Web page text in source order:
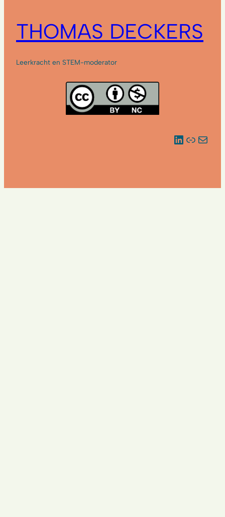
THOMAS DECKERS
Leerkracht en STEM-moderator
LinkedIn Link E-mail